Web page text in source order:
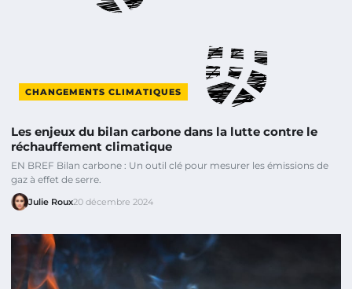
CHANGEMENTS CLIMATIQUES
Les enjeux du bilan carbone dans la lutte contre le
réchauffement climatique
EN BREF Bilan carbone : Un outil clé pour mesurer les émissions de
gaz à effet de serre.
Julie Roux20 décembre 2024